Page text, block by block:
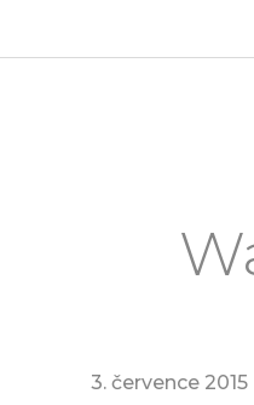
3. července 2015